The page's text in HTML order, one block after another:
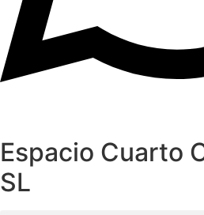
Espacio Cuarto
SL